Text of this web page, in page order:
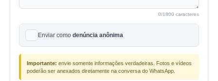
0/1800 caracteres
Enviar como denúncia anônima
Importante: envie somente informações verdadeiras. Fotos e vídeos
poderão ser anexados diretamente na conversa do WhatsApp.